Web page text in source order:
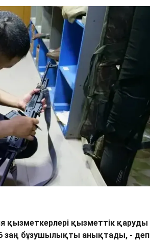
қызметкерлері қызметтік қаруды
заң бұзушылықты анықтады, - деп